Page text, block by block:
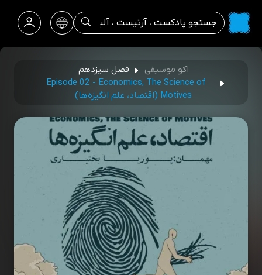
اکو موسیقی
فصل سیزدهم
Episode 02 - Economics, The Science of
Motives (اقتصاد، علم انگیزه‌ها)